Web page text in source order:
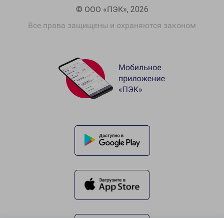
© ООО «ПЭК», 2026
Все права защищены и охраняются законом